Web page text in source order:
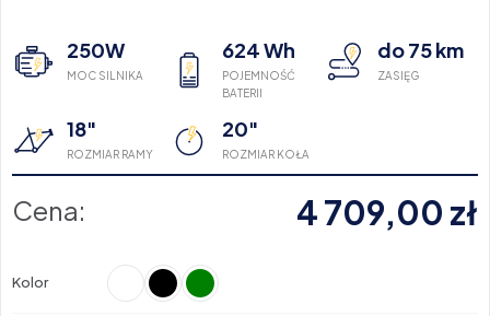
250W
MOC SILNIKA
624 Wh
POJEMNOŚĆ
BATERII
do 75 km
ZASIĘG
18"
ROZMIAR RAMY
20"
ROZMIAR KOŁA
Cena: 4 709,00 zł
Kolor